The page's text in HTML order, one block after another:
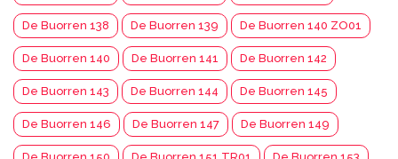
De Buorren 138 De Buorren 139 De Buorren 140 ZO01
De Buorren 140 De Buorren 141 De Buorren 142
De Buorren 143 De Buorren 144 De Buorren 145
De Buorren 146 De Buorren 147 De Buorren 149